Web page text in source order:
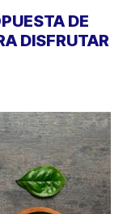
DE
DISFRUTAR